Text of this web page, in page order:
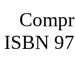
ISBN